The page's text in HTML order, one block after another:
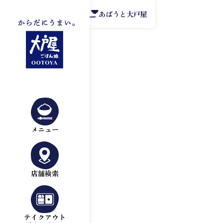
メニュー
店舗検索
テイクアウト
あばうと大戸屋